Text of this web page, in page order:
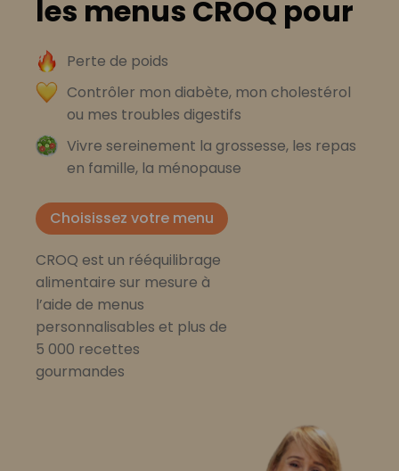
les menus CROQ pour
Perte de poids
Contrôler mon diabète, mon cholestérol
ou mes troubles digestifs
Vivre sereinement la grossesse, les repas
en famille, la ménopause
Choisissez votre menu
CROQ est un rééquilibrage
alimentaire sur mesure à
l’aide de menus
personnalisables et plus de
5 000 recettes
gourmandes